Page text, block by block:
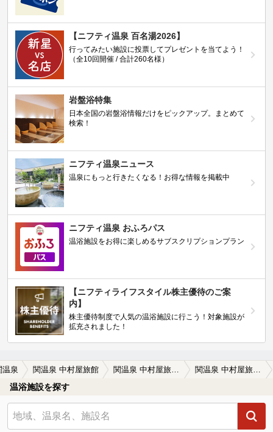
【ニフティ温泉 百名湯2026】
行ってみたい施設に投票してプレゼントを当てよう！
（全10回開催 / 合計260名様）
岩盤浴特集
日本全国の岩盤浴情報だけをピックアップ。まとめて
検索！
ニフティ温泉ニュース
温泉にもっと行きたくなる！お得な情報を掲載中
ニフティ温泉 おふろパス
温浴施設をお得に楽しめるサブスクリプションプラン
【ニフティライフスタイル株主優待のご案
内】
株主優待制度で人気の温浴施設に行こう！対象施設が
拡充されました！
温泉 関温泉 中村屋旅館
温浴施設を探す